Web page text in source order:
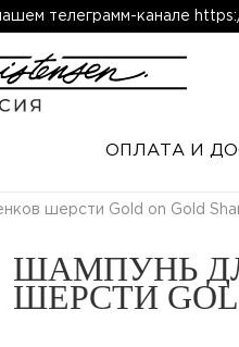
телеграмм-канале
ОПЛАТА И
шерсти Gold on Gold
ШАМПУНЬ
ШЕРСТИ